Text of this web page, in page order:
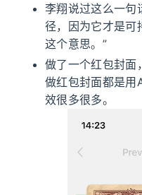
李翔说过这么一句
径，因为它才是可
这个意思。”
做了一个红包封面
做红包封面都是
效很多很多。